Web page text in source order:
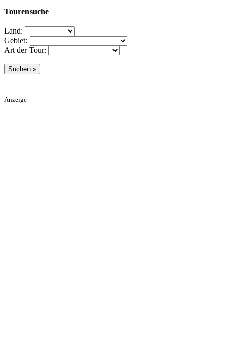
Tourensuche
Land:
Gebiet:
Art der Tour:
Anzeige